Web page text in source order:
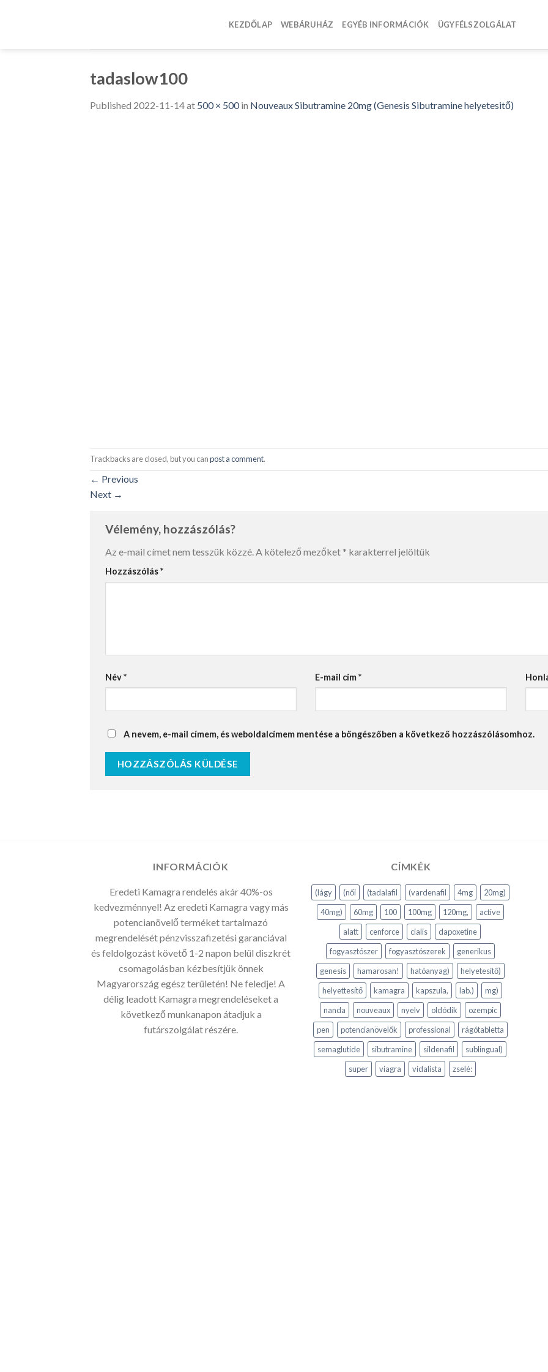
KEZDŐLAP WEBÁRUHÁZ EGYÉB INFORMÁCIÓK ÜGYFÉLSZOLGÁLAT
tadaslow100
Published 2022-11-14at 500 × 500in Nouveaux Sibutramine 20mg (Genesis Sibutramine helyetesitő)
Trackbacks are closed, but you canpost a comment.
← Previous
Next →
Vélemény, hozzászólás?
Az e-mail címet nem tesszük közzé.A kötelező mezőket * karakterrel jelöltük
Hozzászólás*
Név* E-mail cím*
A nevem, e-mail címem, és weboldalcímem mentése a böngészőben a következő hozzászólásomhoz.
INFORMÁCIÓK
Eredeti Kamagra rendelés akár 40%-os
kedvezménnyel! Az eredeti Kamagra vagy más
potencianövelő terméket tartalmazó
megrendelését pénzvisszafizetési garanciával
és feldolgozást követő 1-2 napon belül diszkrét
csomagolásban kézbesítjük önnek
Magyarország egész területén! Ne feledje! A
délig leadott Kamagra megrendeléseket a
következő munkanapon átadjuk a
futárszolgálat részére.
CÍMKÉK
(lágy (női (tadalafil (vardenafil 4mg
20mg)
40mg)
60mg 100 100mg 120mg,
active
alatt
cenforce cialis
dapoxetine
fogyasztószer
fogyasztószerek
generikus
genesis
hamarosan! hatóanyag)
helyetesitő)
helyettesítő
kamagra kapszula, lab.)
mg)
nanda
nouveaux nyelv oldódik
ozempic
pen
potencianövelők professional
rágótabletta
semaglutide
sibutramine sildenafil
sublingual)
super
viagra vidalista zselé: